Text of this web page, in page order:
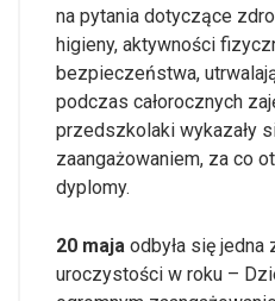
na pytania dotyczące
higieny, aktywności
bezpieczeństwa,
podczas całorocznych
przedszkolaki wykazały
zaangażowaniem, za co
dyplomy.
20 maja odbyła się jedna
uroczystości w roku –